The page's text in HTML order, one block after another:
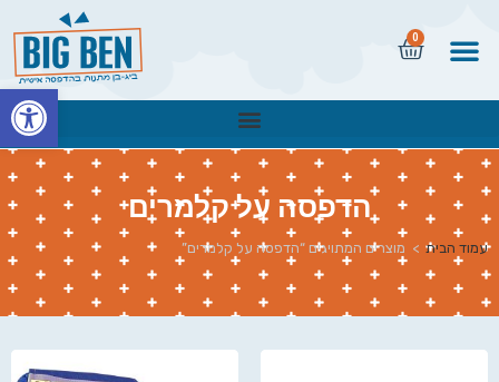
0
הדפסה על קלמרים
עמוד הבית > מוצרים המתויגים “הדפסה על קלמרים”